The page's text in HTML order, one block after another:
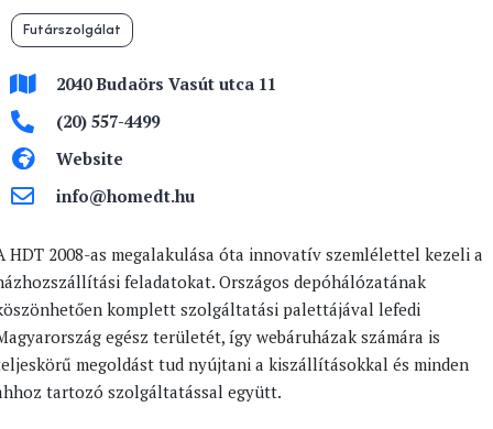
Futárszolgálat
2040 Budaörs Vasút utca 11
(20) 557-4499
Website
info@homedt.hu
HDT 2008-as megalakulása óta innovatív szemlélettel kezeli a
feladatokat. Országos depóhálózatának
komplett szolgáltatási palettájával lefedi
egész területét, így webáruházak számára is
megoldást tud nyújtani a kiszállításokkal és minden
tartozó szolgáltatással együtt.